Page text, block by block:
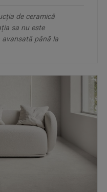
de ceramică
sa nu este
avansată până la